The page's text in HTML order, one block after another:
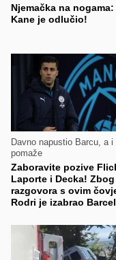
Njemačka na nogama:
Kane je odlučio!
Davno napustio Barcu, a i
pomaže
Zaboravite pozive
Laporte i Decka! Zbog
razgovora s ovim
Rodri je izabrao